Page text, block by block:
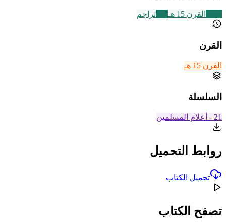
القرن 15 هـ تراجم
القرن
القرن 15 هـ
السلسلة
21 - أعلام المسلمين
روابط التحميل
تحميل الكتاب
تصفح الكتاب